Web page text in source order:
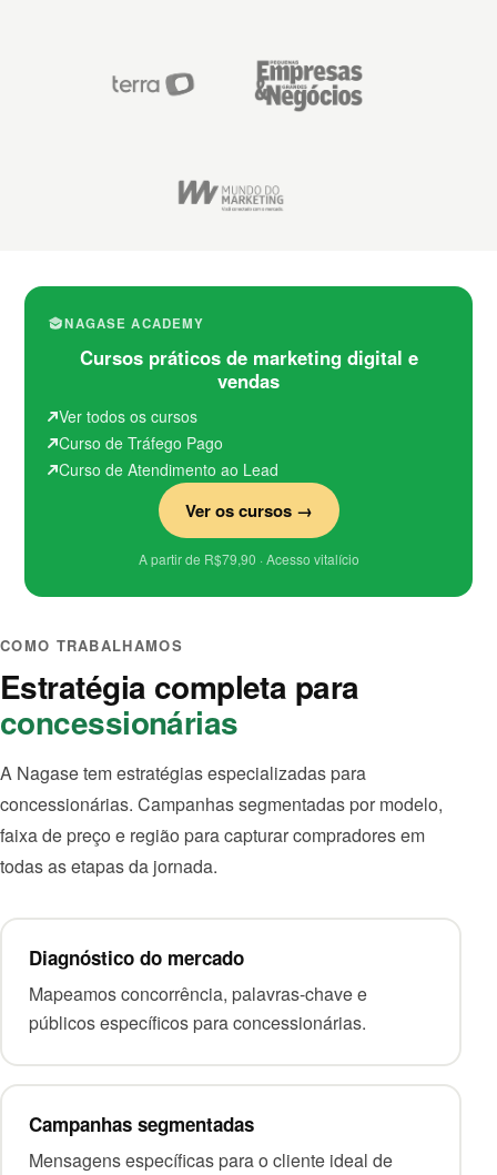
NAGASE ACADEMY
Cursos práticos de marketing digital e
vendas
Ver todos os cursos
Curso de Tráfego Pago
Curso de Atendimento ao Lead
Ver os cursos →
A partir de R$79,90 · Acesso vitalício
COMO TRABALHAMOS
Estratégia completa para
concessionárias
A Nagase tem estratégias especializadas para
concessionárias. Campanhas segmentadas por modelo,
faixa de preço e região para capturar compradores em
todas as etapas da jornada.
Diagnóstico do mercado
Mapeamos concorrência, palavras-chave e
públicos específicos para concessionárias.
Campanhas segmentadas
Mensagens específicas para o cliente ideal de